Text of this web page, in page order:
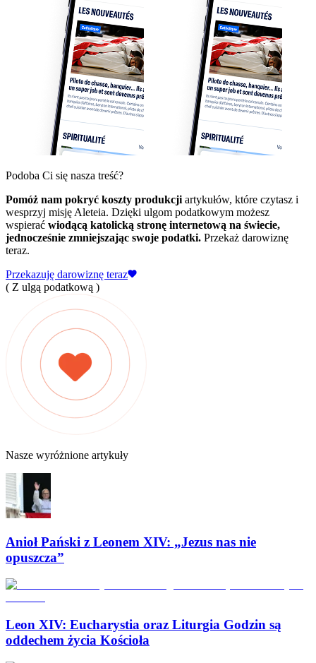
Podoba Ci się nasza treść?
Pomóż nam pokryć koszty produkcji artykułów, które czytasz i
wesprzyj misję Aleteia. Dzięki ulgom podatkowym możesz
wspierać wiodącą katolicką stronę internetową na świecie,
jednocześnie zmniejszając swoje podatki. Przekaż darowiznę
teraz.
Przekazuję darowiznę teraz
( Z ulgą podatkową )
Nasze wyróżnione artykuły
Anioł Pański z Leonem XIV: „Jezus nas nie
opuszcza”
Leon XIV: Eucharystia oraz Liturgia Godzin są
oddechem życia Kościoła